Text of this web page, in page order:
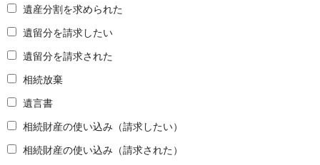
遺産分割を求められた
遺留分を請求したい
遺留分を請求された
相続放棄
遺言書
相続財産の使い込み（請求したい）
相続財産の使い込み（請求された）